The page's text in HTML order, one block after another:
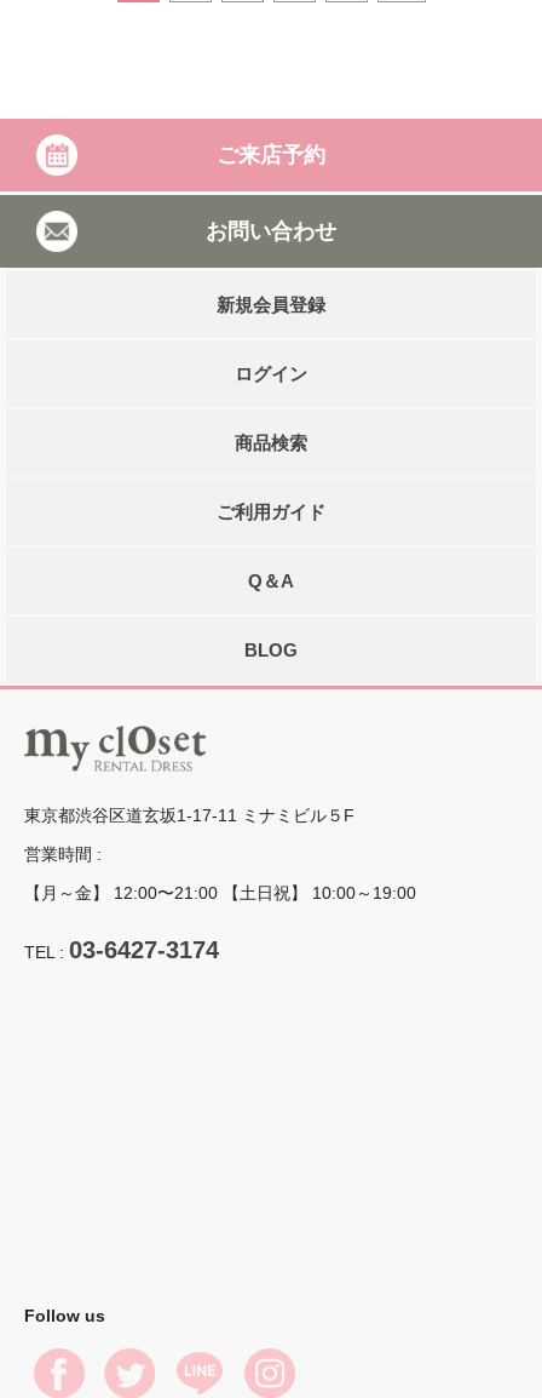
ご来店予約
お問い合わせ
新規会員登録
ログイン
商品検索
ご利用ガイド
Q＆A
BLOG
東京都渋谷区道玄坂1-17-11 ミナミビル５F
営業時間 :
【月～金】 12:00〜21:00 【土日祝】 10:00～19:00
TEL : 03-6427-3174
Follow us